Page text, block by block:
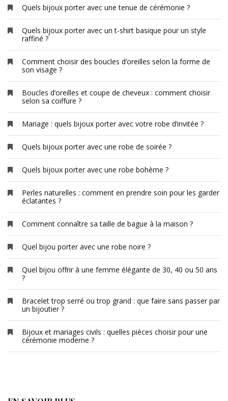
Quels bijoux porter avec une tenue de cérémonie ?
Quels bijoux porter avec un t-shirt basique pour un style
raffiné ?
Comment choisir des boucles d’oreilles selon la forme de
son visage ?
Boucles d’oreilles et coupe de cheveux : comment choisir
selon sa coiffure ?
Mariage : quels bijoux porter avec votre robe d’invitée ?
Quels bijoux porter avec une robe de soirée ?
Quels bijoux porter avec une robe bohème ?
Perles naturelles : comment en prendre soin pour les garder
éclatantes ?
Comment connaître sa taille de bague à la maison ?
Quel bijou porter avec une robe noire ?
Quel bijou offrir à une femme élégante de 30, 40 ou 50 ans
?
Bracelet trop serré ou trop grand : que faire sans passer par
un bijoutier ?
Bijoux et mariages civils : quelles pièces choisir pour une
cérémonie moderne ?